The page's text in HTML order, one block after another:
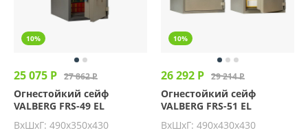
10%
25 075 Р 27 862 Р
Огнестойкий сейф
VALBERG FRS-49 EL
ВхШхГ: 490х350х430
10%
26 292 Р 29 214 Р
Огнестойкий сейф
VALBERG FRS-51 EL
ВхШхГ: 490х430х430